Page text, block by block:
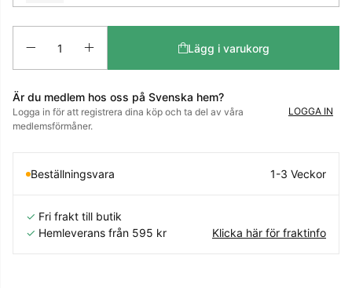
Lägg i varukorg
Är du medlem hos oss på Svenska hem?
Logga in för att registrera dina köp och ta del av våra
medlemsförmåner.
LOGGA IN
Beställningsvara 1-3 Veckor
✓ Fri frakt till butik
✓ Hemleverans från 595 kr Klicka här för fraktinfo